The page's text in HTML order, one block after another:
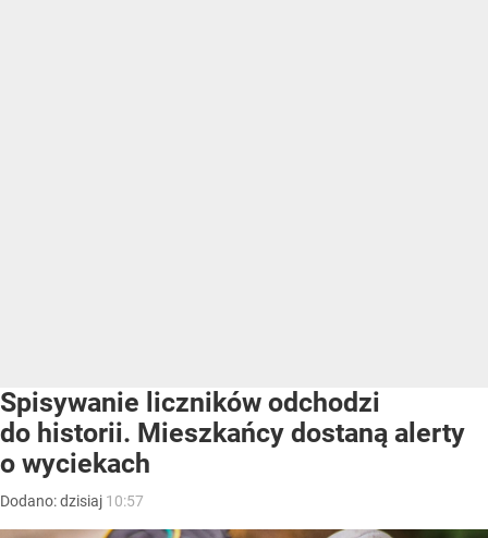
Spisywanie liczników odchodzi
do historii. Mieszkańcy dostaną alerty
o wyciekach
Dodano:dzisiaj 10:57